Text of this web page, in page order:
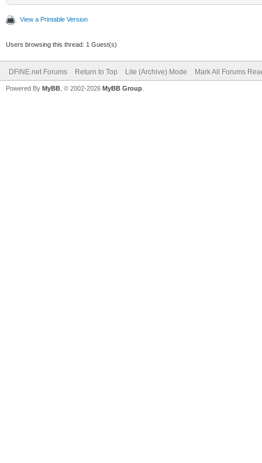
View a Printable Version
Users browsing this thread: 1 Guest(s)
DFiNE.net Forums Return to Top Lite (Archive) Mode Mark All Forums
Powered By MyBB , © 2002-2026 MyBB Group